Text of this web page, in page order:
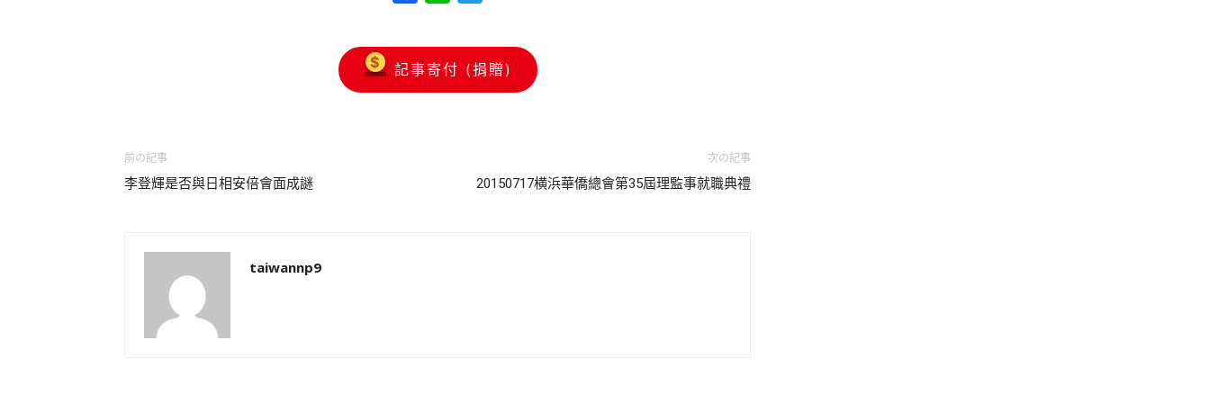
記事寄付 (捐贈)
前の記事
李登輝是否與日相安倍會面成謎
次の記事
20150717横浜華僑總會第35屆理監事就職典禮
taiwannp9